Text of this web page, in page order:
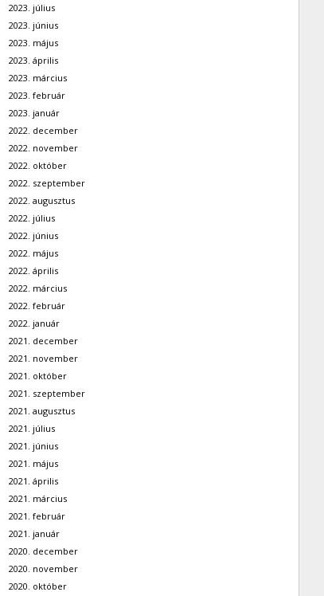
2023. július
2023. június
2023. május
2023. április
2023. március
2023. február
2023. január
2022. december
2022. november
2022. október
2022. szeptember
2022. augusztus
2022. július
2022. június
2022. május
2022. április
2022. március
2022. február
2022. január
2021. december
2021. november
2021. október
2021. szeptember
2021. augusztus
2021. július
2021. június
2021. május
2021. április
2021. március
2021. február
2021. január
2020. december
2020. november
2020. október